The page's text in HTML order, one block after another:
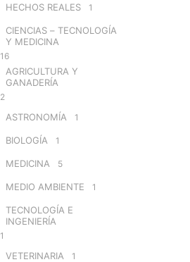
HECHOS REALES 1
CIENCIAS – TECNOLOGÍA
Y MEDICINA
16
AGRICULTURA Y
GANADERÍA
2
ASTRONOMÍA 1
BIOLOGÍA 1
MEDICINA 5
MEDIO AMBIENTE 1
TECNOLOGÍA E
INGENIERÍA
1
VETERINARIA 1